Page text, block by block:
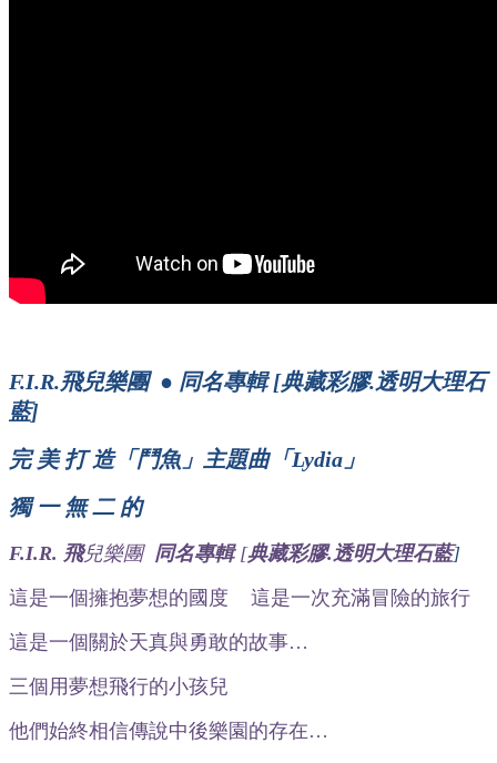
F.I.R.飛兒樂團 ● 同名專輯 [典藏彩膠.透明大理石
藍]
完 美 打 造「鬥魚」主題曲「Lydia」
獨 一 無 二 的
F.I.R. 飛兒樂團 同名專輯 [典藏彩膠.透明大理石藍]
這是一個擁抱夢想的國度 這是一次充滿冒險的旅行
這是一個關於天真與勇敢的故事…
三個用夢想飛行的小孩兒
他們始終相信傳說中後樂園的存在…